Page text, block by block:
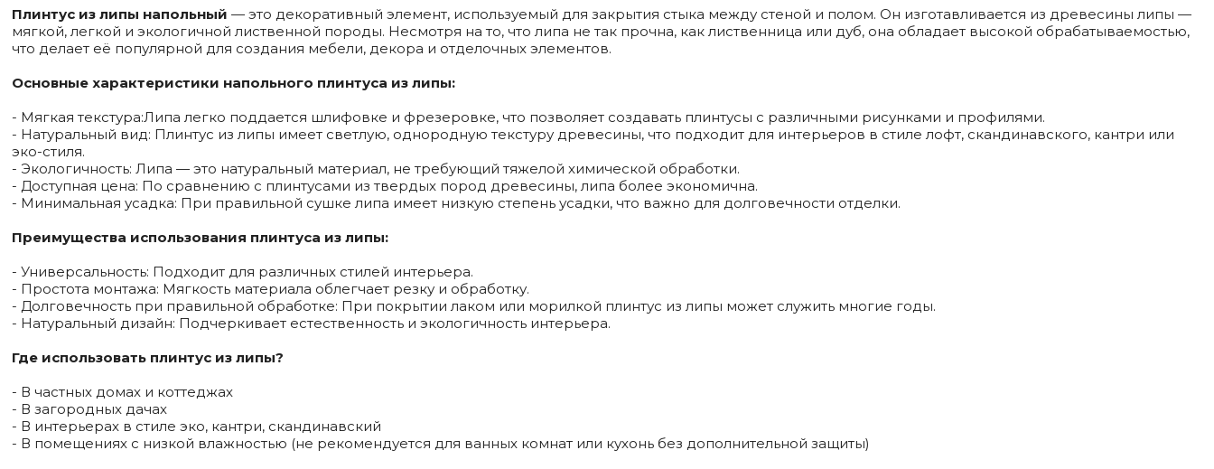
Плинтус из липы напольный — это декоративный элемент, используемый для закрытия стыка между стеной и полом. Он изготавливается из древесины липы —
мягкой, легкой и экологичной лиственной породы. Несмотря на то, что липа не так прочна, как лиственница или дуб, она обладает высокой обрабатываемостью,
что делает её популярной для создания мебели, декора и отделочных элементов.
Основные характеристики напольного плинтуса из липы:
- Мягкая текстура:Липа легко поддается шлифовке и фрезеровке, что позволяет создавать плинтусы с различными рисунками и профилями.
- Натуральный вид: Плинтус из липы имеет светлую, однородную текстуру древесины, что подходит для интерьеров в стиле лофт, скандинавского, кантри или
эко-стиля.
- Экологичность: Липа — это натуральный материал, не требующий тяжелой химической обработки.
- Доступная цена: По сравнению с плинтусами из твердых пород древесины, липа более экономична.
- Минимальная усадка: При правильной сушке липа имеет низкую степень усадки, что важно для долговечности отделки.
Преимущества использования плинтуса из липы:
- Универсальность: Подходит для различных стилей интерьера.
- Простота монтажа: Мягкость материала облегчает резку и обработку.
- Долговечность при правильной обработке: При покрытии лаком или морилкой плинтус из липы может служить многие годы.
- Натуральный дизайн: Подчеркивает естественность и экологичность интерьера.
Где использовать плинтус из липы?
- В частных домах и коттеджах
- В загородных дачах
- В интерьерах в стиле эко, кантри, скандинавский
- В помещениях с низкой влажностью (не рекомендуется для ванных комнат или кухонь без дополнительной защиты)